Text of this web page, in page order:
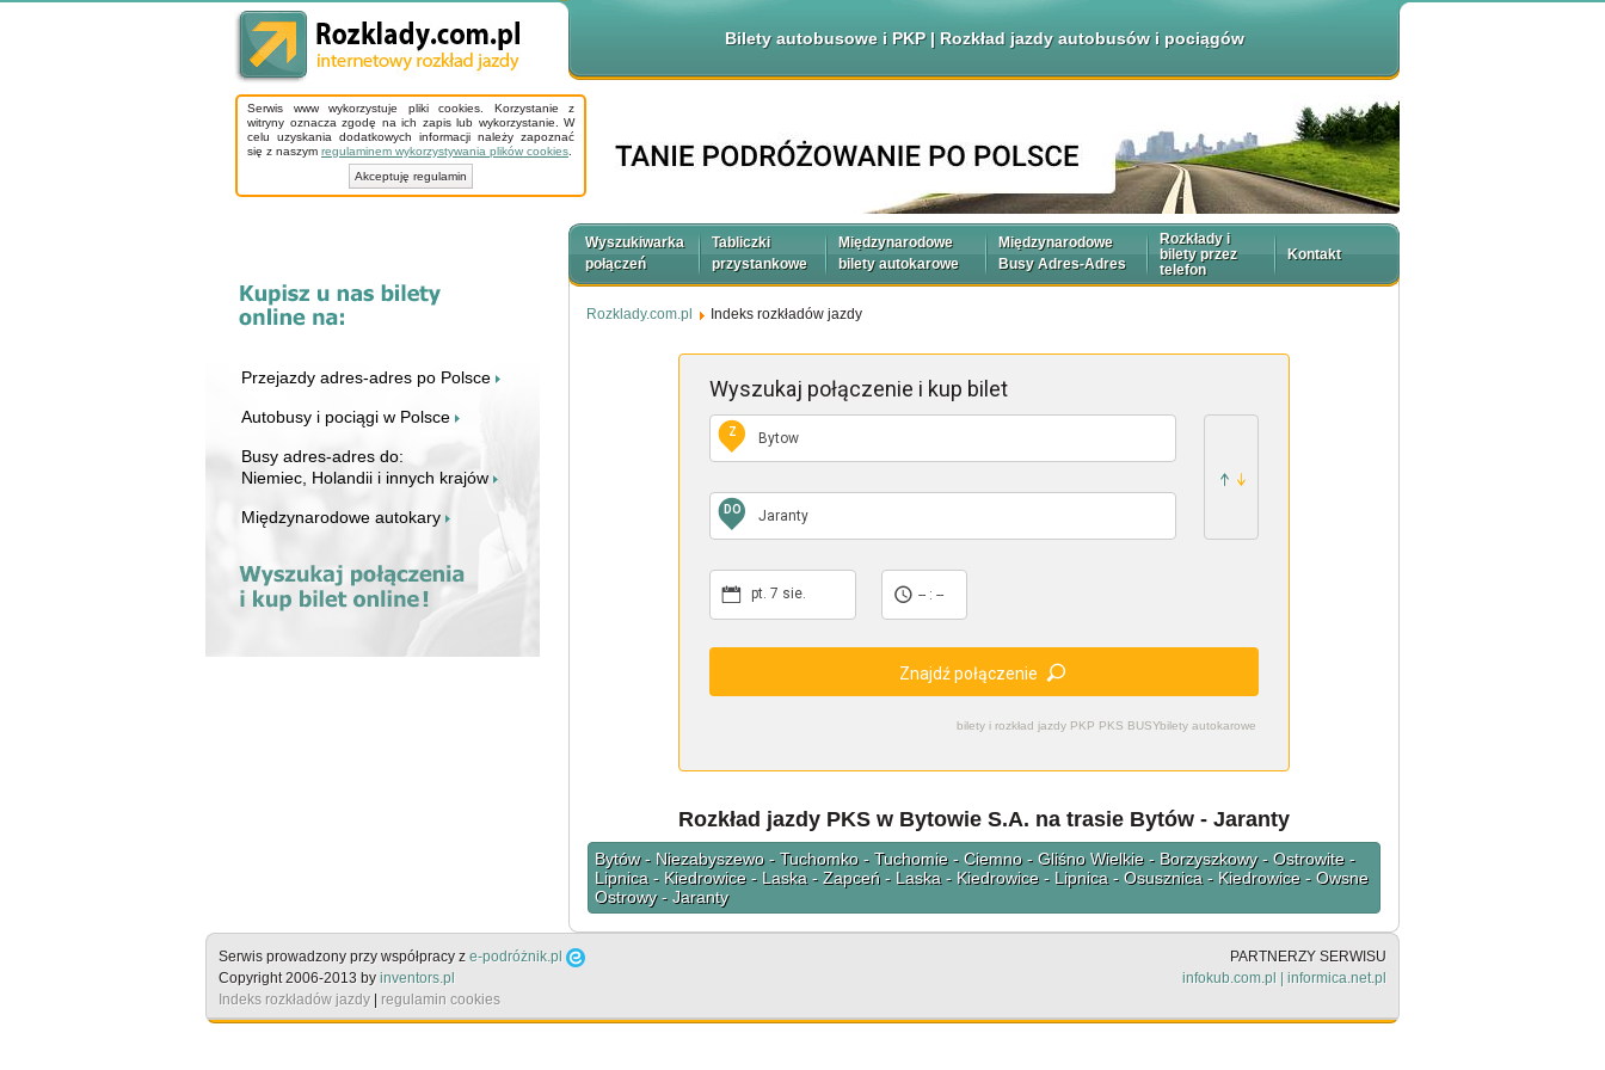
Bilety autobusowe i PKP | Rozkład jazdy autobusów i pociągów
Serwis www wykorzystuje pliki cookies. Korzystanie z
witryny oznacza zgodę na ich zapis lub wykorzystanie. W
celu uzyskania dodatkowych informacji należy zapoznać
się z naszym regulaminem wykorzystywania plików cookies
Akceptuję regulamin
Przejazdy adres-adres po Polsce
Autobusy i pociągi w Polsce
Busy adres-adres do:
Niemiec, Holandii i innych krajów
Międzynarodowe autokary
Wyszukiwarka
połączeń
Tabliczki
przystankowe
Międzynarodowe
bilety autokarowe
Międzynarodowe
Busy Adres-Adres
Rozkłady i
bilety przez
telefon
Kontakt
Rozklady.com.pl Indeks rozkładów jazdy
bilety i rozkład jazdy PKP PKS BUSYbilety autokarowe
Wyszukaj połączenie i kup bilet
Z
DO
pt. 7 sie. -- : --
Znajdź połączenie
Rozkład jazdy PKS w Bytowie S.A. na trasie Bytów - Jaranty
Bytów - Niezabyszewo - Tuchomko - Tuchomie - Ciemno - Gliśno Wielkie - Borzyszkowy - Ostrowite -
Lipnica - Kiedrowice - Laska - Zapceń - Laska - Kiedrowice - Lipnica - Osusznica - Kiedrowice - Owsne
Ostrowy - Jaranty
Serwis prowadzony przy współpracy z e-podróżnik.pl
Copyright 2006-2013 by inventors.pl
Indeks rozkładów jazdy | regulamin cookies
PARTNERZY SERWISU
infokub.com.pl | informica.net.pl